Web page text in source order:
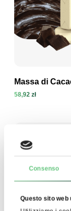
Consenso
Questo sito web
Massa di
58,92 zł